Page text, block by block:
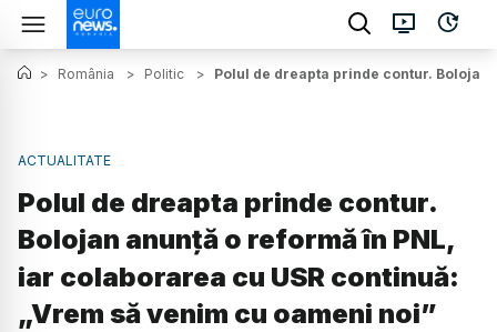
> România > Politic > Polul de dreapta prinde contur. Bolojan
ACTUALITATE
Polul de dreapta prinde contur.
Bolojan anunță o reformă în PNL,
iar colaborarea cu USR continuă:
„Vrem să venim cu oameni noi”